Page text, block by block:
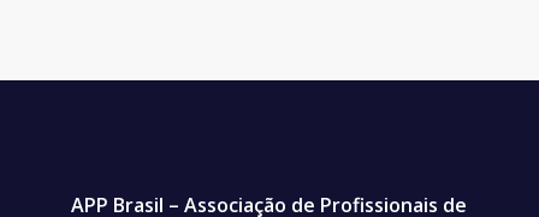
APP Brasil – Associação de Profissionais de